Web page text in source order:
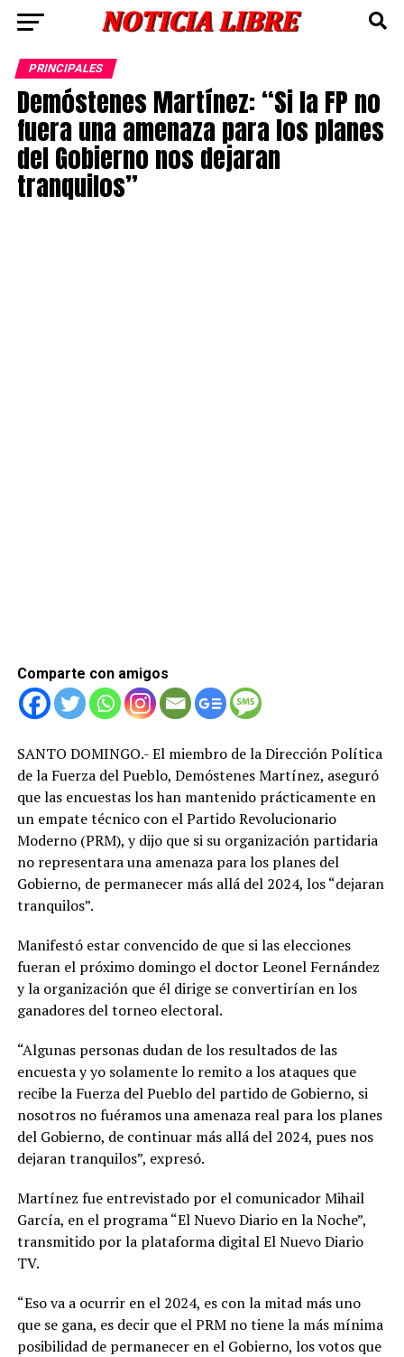
PRINCIPALES
Demóstenes Martínez: “Si la FP no
fuera una amenaza para los planes
del Gobierno nos dejaran
tranquilos”
Comparte con amigos
SANTO DOMINGO.- El miembro de la Dirección Política
de la Fuerza del Pueblo, Demóstenes Martínez, aseguró
que las encuestas los han mantenido prácticamente en
un empate técnico con el Partido Revolucionario
Moderno (PRM), y dijo que si su organización partidaria
no representara una amenaza para los planes del
Gobierno, de permanecer más allá del 2024, los “dejaran
tranquilos”.
Manifestó estar convencido de que si las elecciones
fueran el próximo domingo el doctor Leonel Fernández
y la organización que él dirige se convertirían en los
ganadores del torneo electoral.
“Algunas personas dudan de los resultados de las
encuesta y yo solamente lo remito a los ataques que
recibe la Fuerza del Pueblo del partido de Gobierno, si
nosotros no fuéramos una amenaza real para los planes
del Gobierno, de continuar más allá del 2024, pues nos
dejaran tranquilos”, expresó.
Martínez fue entrevistado por el comunicador Mihail
García, en el programa “El Nuevo Diario en la Noche”,
transmitido por la plataforma digital El Nuevo Diario
TV.
“Eso va a ocurrir en el 2024, es con la mitad más uno
que se gana, es decir que el PRM no tiene la más mínima
posibilidad de permanecer en el Gobierno, los votos que